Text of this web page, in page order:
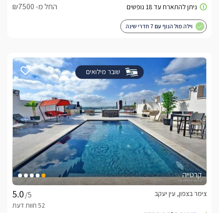
החל מ- ₪7500
וילה מול הנוף עם 7 חדרי שינה
שובר מילואים
קרטייה
/5
צימר בצפון, עין יעקב